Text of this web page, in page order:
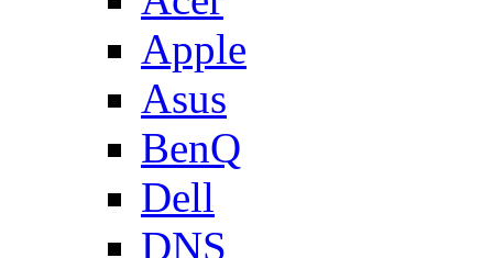
Apple
Asus
BenQ
Dell
DNS